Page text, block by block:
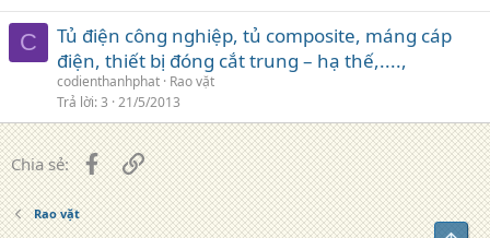
C
Tủ điện công nghiệp, tủ composite, máng cáp
điện, thiết bị đóng cắt trung – hạ thế,....,
codienthanhphat Rao vặt
Trả lời 3 21/5/2013
Chia sẻ: FacebookLiên kết
Rao vặt